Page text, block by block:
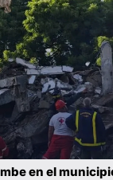
en el